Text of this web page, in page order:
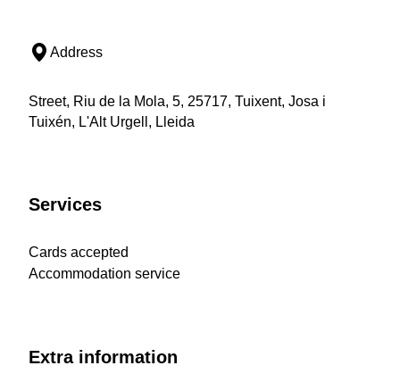
Address
Street, Riu de la Mola, 5, 25717, Tuixent, Josa i
Tuixén, L'Alt Urgell, Lleida
Services
Cards accepted
Accommodation service
Extra information